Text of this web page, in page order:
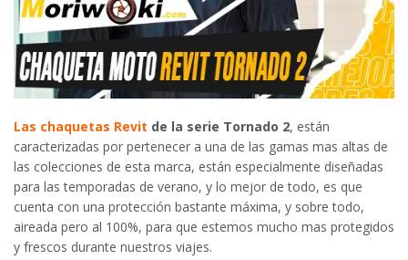
Las chaquetas Revit de la serie Tornado 2, están
caracterizadas por pertenecer a una de las gamas mas altas de
las colecciones de esta marca, están especialmente diseñadas
para las temporadas de verano, y lo mejor de todo, es que
cuenta con una protección bastante máxima, y sobre todo,
aireada pero al 100%, para que estemos mucho mas protegidos
y frescos durante nuestros viajes.